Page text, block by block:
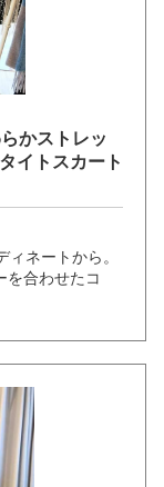
かストレッ
イトスカート
ネートから。
を合わせたコ